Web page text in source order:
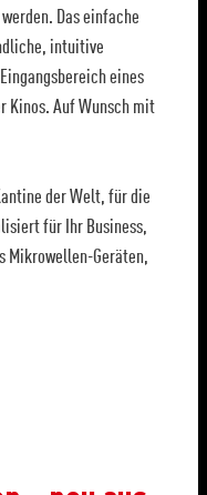
Das einfache
intuitive
eines
Kinos. Auf Wunsch mit
der Welt, für die
für Ihr Business,
Mikrowellen-Geräten,